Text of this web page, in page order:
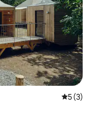
평점 5점
5 (3)